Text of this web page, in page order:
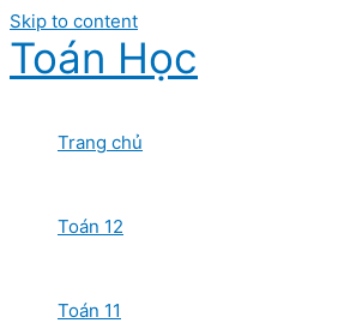
Skip to content
Toán Học
Trang chủ
Toán 12
Toán 11